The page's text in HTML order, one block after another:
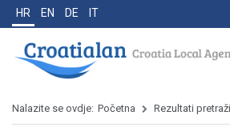
HR EN DE IT
Nalazite se ovdje: Početna Rezultati